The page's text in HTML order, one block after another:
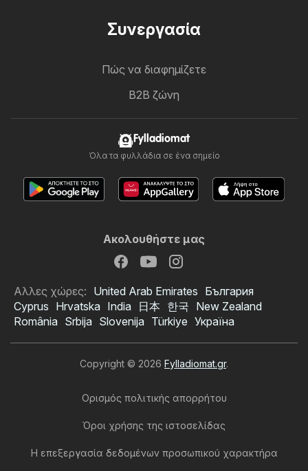
Συνεργασία
Πώς να διαφημίζετε
B2B ζώνη
Fylladiomat
Όλα τα φυλλάδια σε ένα σημείο
Ακολουθήστε μας
Αλλες χώρες: United Arab Emirates България
Cyprus Hrvatska India 日本 한국 New Zealand
România Srbija Slovenija Türkiye Україна
Copyright © 2026 Fylladiomat.gr.
Ορισμός πολιτικής απορρήτου
Όροι χρήσης της ιστοσελίδας
Η επεξεργασία δεδομένων προσωπικού χαρακτήρα